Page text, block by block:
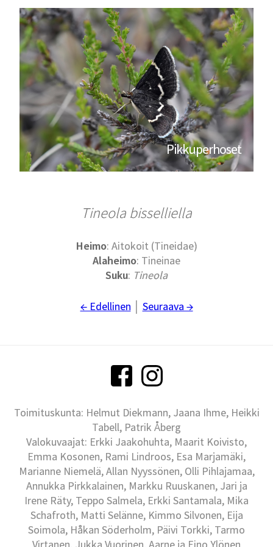
Pikkuperhoset
Tineola bisselliella
Heimo: Aitokoit (Tineidae)
Alaheimo: Tineinae
Suku: Tineola
← Edellinen Seuraava →
Toimituskunta: Helmut Diekmann, Jaana Ihme, Heikki
Tabell, Patrik Åberg
Valokuvaajat: Erkki Jaakohuhta, Maarit Koivisto,
Emma Kosonen, Rami Lindroos, Esa Marjamäki,
Marianne Niemelä, Allan Nyyssönen, Olli Pihlajamaa,
Annukka Pirkkalainen, Markku Ruuskanen, Jari ja
Irene Räty, Teppo Salmela, Erkki Santamala, Mika
Schafroth, Matti Selänne, Kimmo Silvonen, Eija
Soimola, Håkan Söderholm, Päivi Torkki, Tarmo